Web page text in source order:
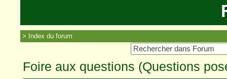
Index du forum
Foire aux questions (Questions